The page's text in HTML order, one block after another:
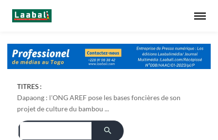
TITRES :
Dapaong : l'ONG AREF pose les bases foncières de son
projet de culture du bambou ...